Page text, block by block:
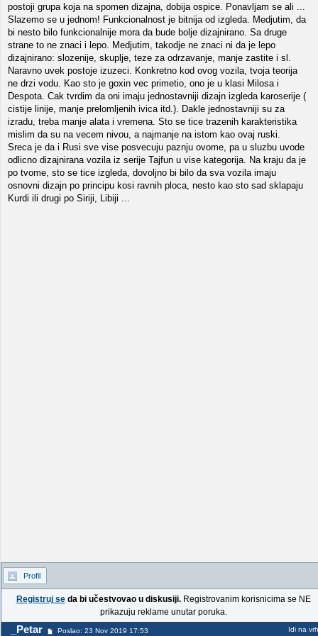
postoji grupa koja na spomen dizajna, dobija ospice. Ponavljam se ali ...
Slazemo se u jednom! Funkcionalnost je bitnija od izgleda. Medjutim, da
bi nesto bilo funkcionalnije mora da bude bolje dizajnirano. Sa druge
strane to ne znaci i lepo. Medjutim, takodje ne znaci ni da je lepo
dizajnirano: slozenije, skuplje, teze za odrzavanje, manje zastite i sl.
Naravno uvek postoje izuzeci. Konkretno kod ovog vozila, tvoja teorija
ne drzi vodu. Kao sto je goxin vec primetio, ono je u klasi Milosa i
Despota. Cak tvrdim da oni imaju jednostavniji dizajn izgleda karoserije (
cistije linije, manje prelomljenih ivica itd.). Dakle jednostavniji su za
izradu, treba manje alata i vremena. Sto se tice trazenih karakteristika
mislim da su na vecem nivou, a najmanje na istom kao ovaj ruski.
Sreca je da i Rusi sve vise posvecuju paznju ovome, pa u sluzbu uvode
odlicno dizajnirana vozila iz serije Tajfun u vise kategorija. Na kraju da je
po tvome, sto se tice izgleda, dovoljno bi bilo da sva vozila imaju
osnovni dizajn po principu kosi ravnih ploca, nesto kao sto sad sklapaju
Kurdi ili drugi po Siriji, Libiji ...
Profil
Registruj seda bi učestvovao u diskusiji.Registrovanim korisnicima se NE
prikazuju reklame unutar poruka.
_Petar Poslao: 23 Nov 2019 17:53 Idi na vrh